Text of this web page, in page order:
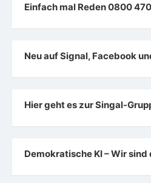
Einfach mal Reden 0800
Neu auf Signal, Facebook
Hier geht es zur Singal-
Demokratische KI – Wir sind